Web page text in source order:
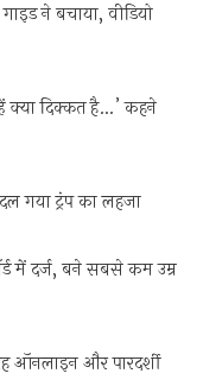
ने बचाया, वीडियो
क्या दिक्कत है…’ कहने
गया ट्रंप का लहजा
में दर्ज, बने सबसे कम उम्र
ऑनलाइन और पारदर्शी